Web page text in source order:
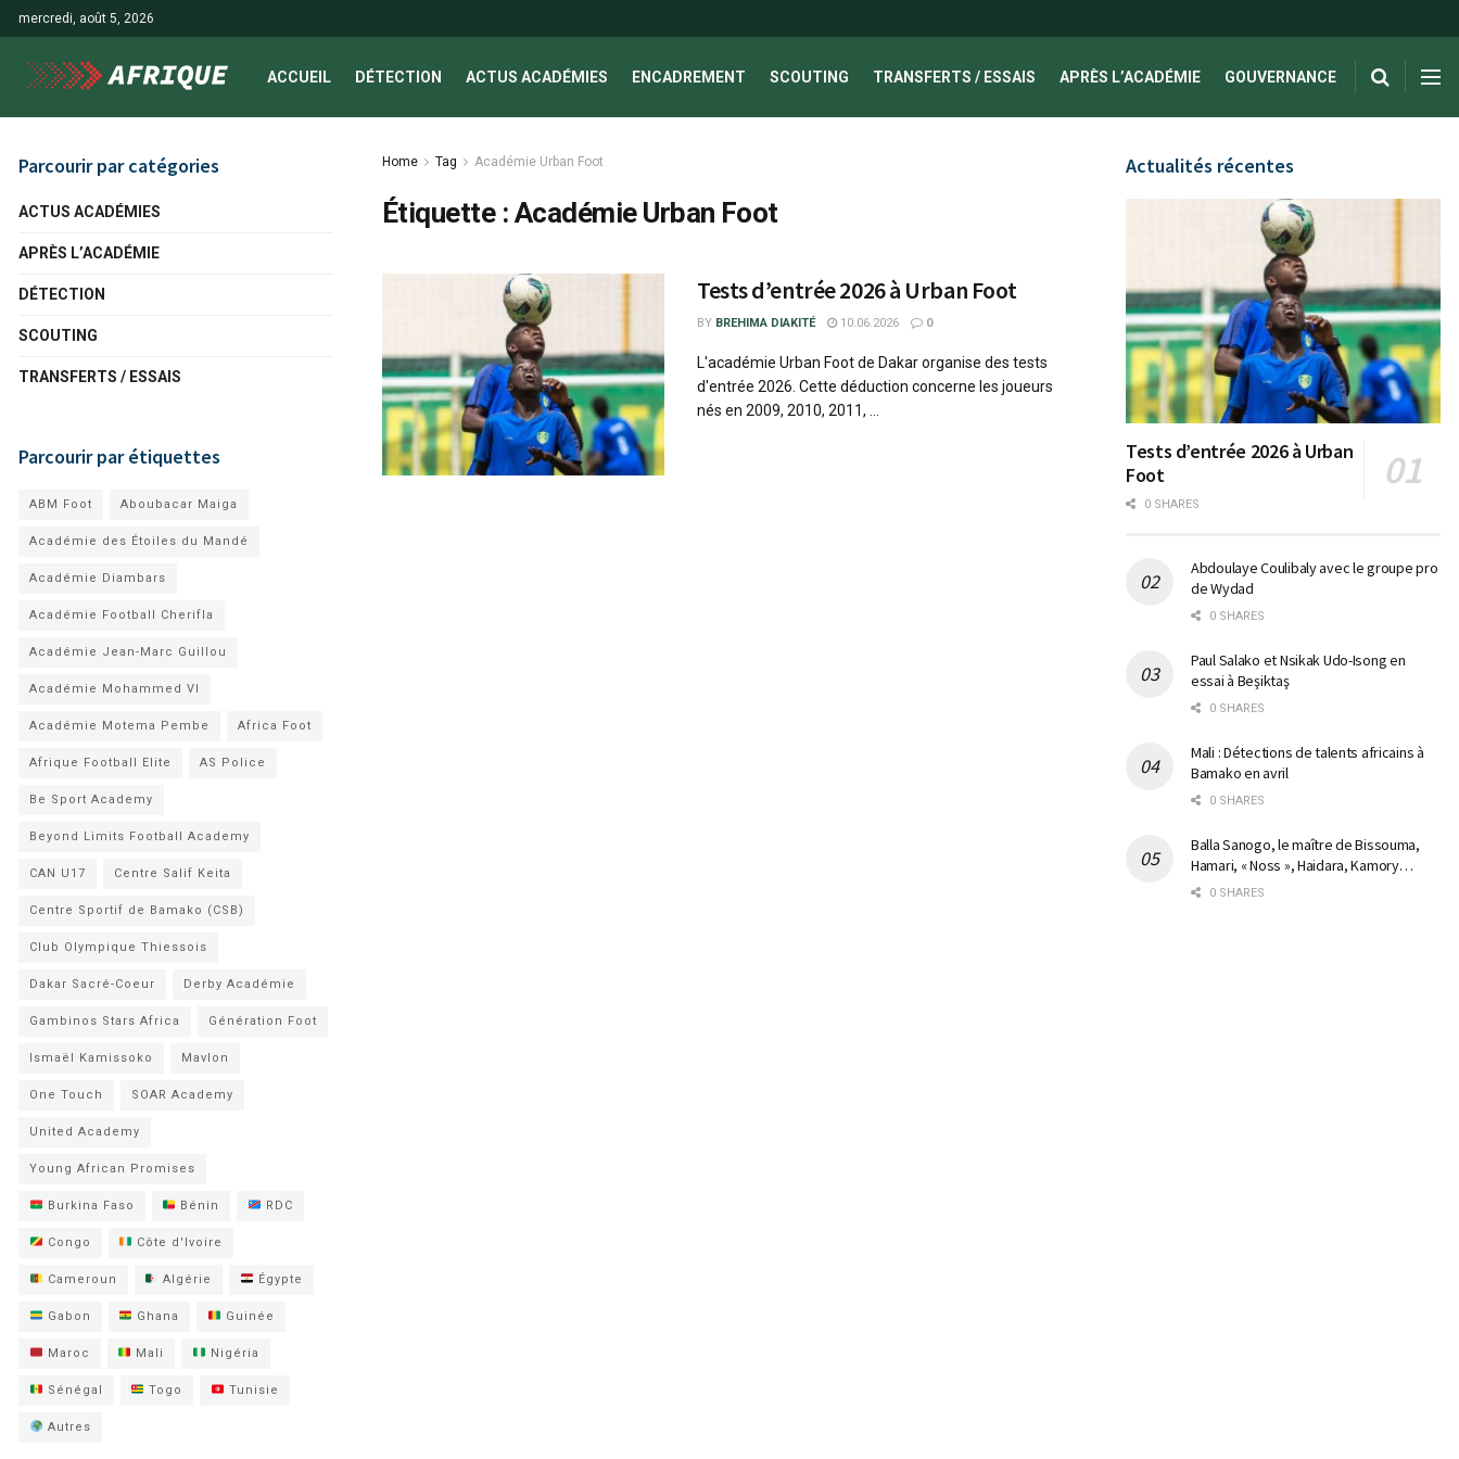
mercredi, août 5, 2026
ACCUEIL DÉTECTION ACTUS ACADÉMIES ENCADREMENT SCOUTING TRANSFERTS / ESSAIS APRÈS L’ACADÉMIE GOUVERNANCE
Home Tag Académie Urban Foot
Étiquette : Académie Urban Foot
Tests d’entrée 2026 à Urban Foot
BY BREHIMA DIAKITÉ 10.06.2026 0
L'académie Urban Foot de Dakar organise des tests
d'entrée 2026. Cette déduction concerne les joueurs
nés en 2009, 2010, 2011, ...
Parcourir par catégories
ACTUS ACADÉMIES
APRÈS L’ACADÉMIE
DÉTECTION
SCOUTING
TRANSFERTS / ESSAIS
Parcourir par étiquettes
ABM Foot Aboubacar Maiga
Académie des Étoiles du Mandé
Académie Diambars
Académie Football Cherifla
Académie Jean-Marc Guillou
Académie Mohammed VI
Académie Motema Pembe Africa Foot
Afrique Football Elite AS Police
Be Sport Academy
Beyond Limits Football Academy
CAN U17 Centre Salif Keita
Centre Sportif de Bamako (CSB)
Club Olympique Thiessois
Dakar Sacré-Coeur Derby Académie
Gambinos Stars Africa Génération Foot
Ismaël Kamissoko Mavlon
One Touch SOAR Academy
United Academy
Young African Promises
Burkina Faso Bénin RDC
Congo Côte d'Ivoire
Cameroun Algérie Égypte
Gabon Ghana Guinée
Maroc Mali Nigéria
Sénégal Togo Tunisie
Autres
Actualités récentes
Tests d’entrée 2026 à Urban
Foot
0 SHARES
Abdoulaye Coulibaly avec le groupe pro
de Wydad
0 SHARES
Paul Salako et Nsikak Udo-Isong en
essai à Beşiktaş
0 SHARES
Mali : Détections de talents africains à
Bamako en avril
0 SHARES
Balla Sanogo, le maître de Bissouma,
Hamari, « Noss », Haidara, Kamory…
0 SHARES